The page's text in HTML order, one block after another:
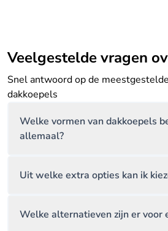
Veelgestelde vragen
Snel antwoord op de
dakkoepels
Welke vormen van dakkoepels
allemaal?
Uit welke extra opties kan ik
Welke alternatieven zijn er voor